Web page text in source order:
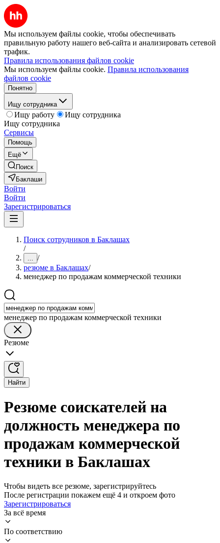
Мы используем файлы cookie, чтобы обеспечивать
правильную работу нашего веб-сайта и анализировать сетевой
трафик.
Правила использования файлов cookie
Мы используем файлы cookie. Правила использования
файлов cookie
Понятно
Ищу сотрудника
Ищу работу
Ищу сотрудника
Ищу сотрудника
Сервисы
Помощь
Ещё
Поиск
Баклаши
Войти
Войти
Зарегистрироваться
Поиск сотрудников в Баклашах
/
... /
резюме в Баклашах/
менеджер по продажам коммерческой техники
менеджер по продажам коммерческой техники
Резюме
Найти
Резюме соискателей на
должность менеджера по
продажам коммерческой
техники в Баклашах
Чтобы видеть все резюме, зарегистрируйтесь
После регистрации покажем ещё 4 и откроем фото
Зарегистрироваться
За всё время
По соответствию